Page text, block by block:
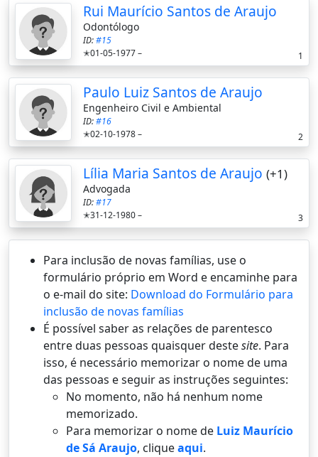
Rui Maurício Santos de Araujo
Odontólogo
ID:#15
✭01-05-1977 –
1
Paulo Luiz Santos de Araujo
Engenheiro Civil e Ambiental
ID:#16
✭02-10-1978 –
2
Lília Maria Santos de Araujo (+1)
Advogada
ID:#17
✭31-12-1980 –
3
Para inclusão de novas famílias, use o
formulário próprio em Word e encaminhe para
o e-mail do site: Download do Formulário para
inclusão de novas famílias
É possí­vel saber as relações de parentesco
entre duas pessoas quaisquer destesite. Para
isso, é necessário memorizar o nome de uma
das pessoas e seguir as instruções seguintes:
No momento, não há nenhum nome
memorizado.
Para memorizar o nome de Luiz Maurício
de Sá Araujo, cliqueaqui.